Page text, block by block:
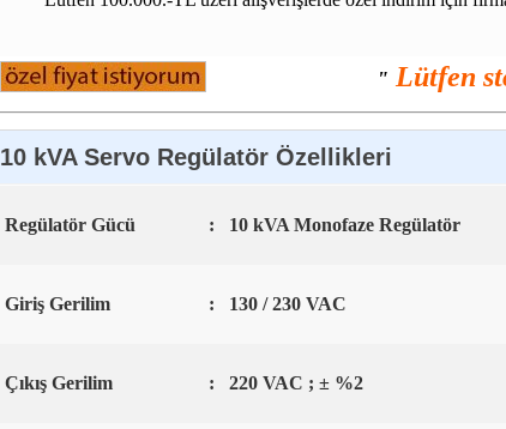
" Lütfen
10 kVA Servo Regülatör Özellikleri
Regülatör Gücü : 10 kVA Monofaze Regülatör
Giriş Gerilim : 130 / 230 VAC
Çıkış Gerilim : 220 VAC ; ± %2